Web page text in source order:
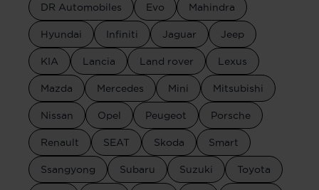
DR Automobiles Evo Mahindra
Hyundai Infiniti Jaguar Jeep
KIA Lancia Land rover Lexus
Mazda Mercedes Mini Mitsubishi
Nissan Opel Peugeot Porsche
Renault SEAT Skoda Smart
Ssangyong Subaru Suzuki Toyota